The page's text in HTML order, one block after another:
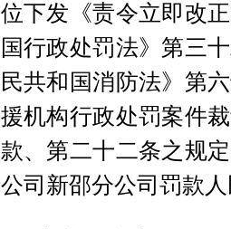
位下发《责令立即改
国行政处罚法》第三
民共和国消防法》第
援机构行政处罚案件
款、第二十二条之规
公司新邵分公司罚款